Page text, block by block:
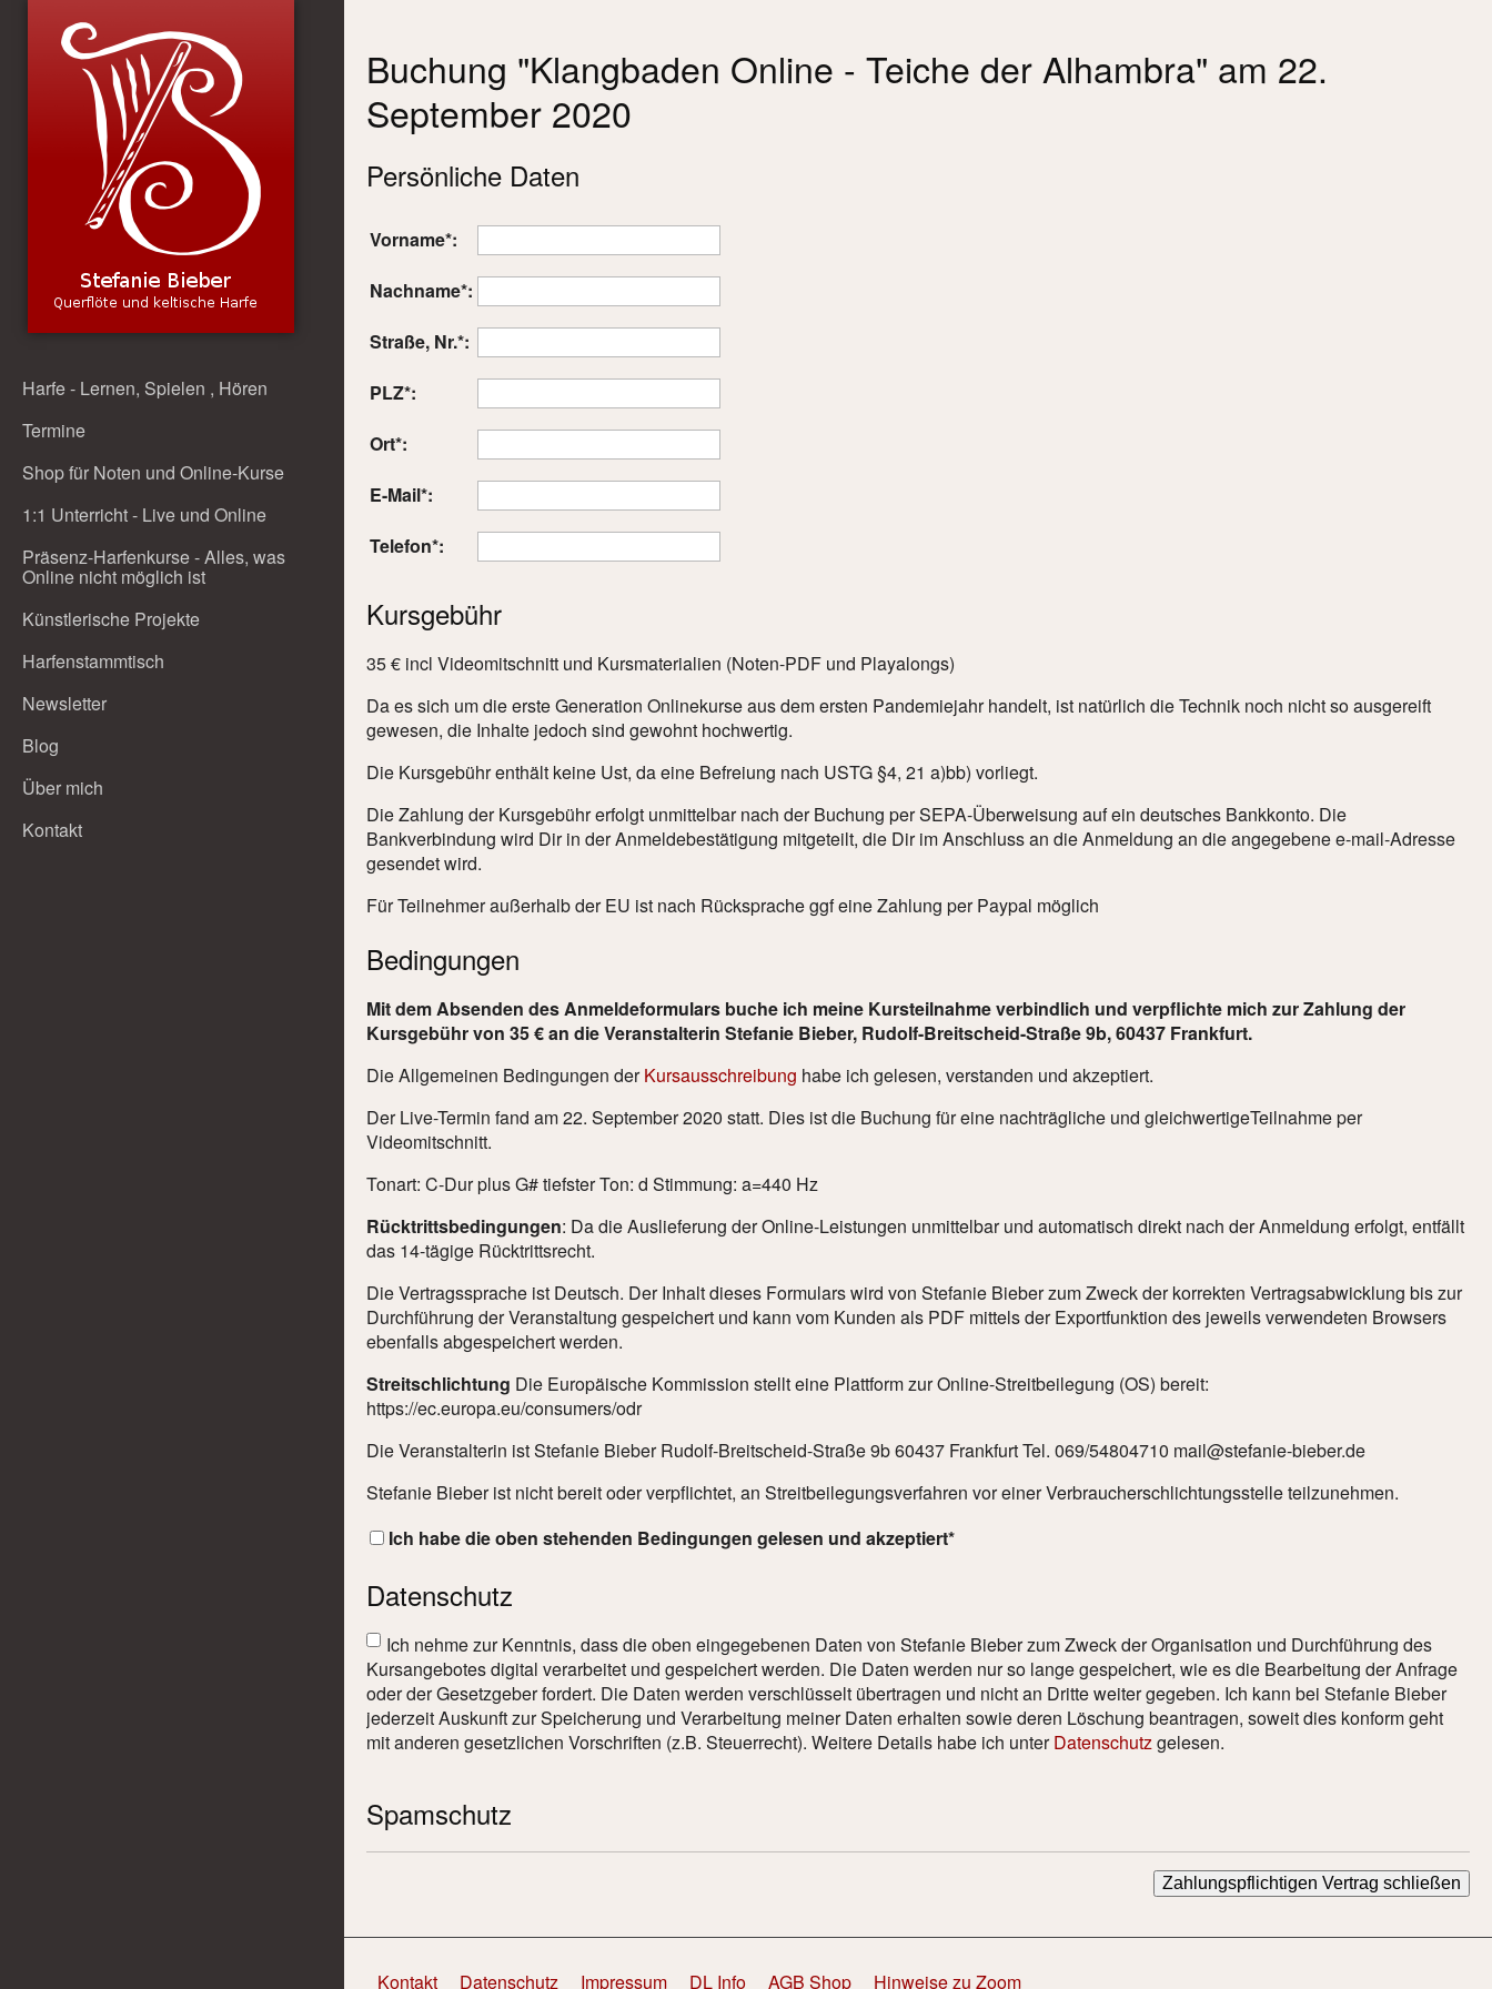
Harfe - Lernen, Spielen , Hören
Termine
Shop für Noten und Online-Kurse
1:1 Unterricht - Live und Online
Präsenz-Harfenkurse - Alles, was
Online nicht möglich ist
Künstlerische Projekte
Harfenstammtisch
Newsletter
Blog
Über mich
Kontakt
Buchung "Klangbaden Online - Teiche der Alhambra" am 22.
September 2020
Persönliche Daten
Vorname*:
Nachname*:
Straße, Nr.*:
PLZ*:
Ort*:
E-Mail*:
Telefon*:
Kursgebühr
35 € incl Videomitschnitt und Kursmaterialien (Noten-PDF und Playalongs)
Da es sich um die erste Generation Onlinekurse aus dem ersten Pandemiejahr handelt, ist natürlich die Technik noch nicht so ausgereift
gewesen, die Inhalte jedoch sind gewohnt hochwertig.
Die Kursgebühr enthält keine Ust, da eine Befreiung nach USTG §4, 21 a)bb) vorliegt.
Die Zahlung der Kursgebühr erfolgt unmittelbar nach der Buchung per SEPA-Überweisung auf ein deutsches Bankkonto. Die
Bankverbindung wird Dir in der Anmeldebestätigung mitgeteilt, die Dir im Anschluss an die Anmeldung an die angegebene e-mail-Adresse
gesendet wird.
Für Teilnehmer außerhalb der EU ist nach Rücksprache ggf eine Zahlung per Paypal möglich
Bedingungen
Mit dem Absenden des Anmeldeformulars buche ich meine Kursteilnahme verbindlich und verpflichte mich zur Zahlung der
Kursgebühr von 35 € an die Veranstalterin Stefanie Bieber, Rudolf-Breitscheid-Straße 9b, 60437 Frankfurt.
Die Allgemeinen Bedingungen derKursausschreibung habe ich gelesen, verstanden und akzeptiert.
Der Live-Termin fand am 22. September 2020 statt. Dies ist die Buchung für eine nachträgliche und gleichwertigeTeilnahme per
Videomitschnitt.
Tonart: C-Dur plus G# tiefster Ton: d Stimmung: a=440 Hz
Rücktrittsbedingungen: Da die Auslieferung der Online-Leistungen unmittelbar und automatisch direkt nach der Anmeldung erfolgt, entfällt
das 14-tägige Rücktrittsrecht.
Die Vertragssprache ist Deutsch. Der Inhalt dieses Formulars wird von Stefanie Bieber zum Zweck der korrekten Vertragsabwicklung bis zur
Durchführung der Veranstaltung gespeichert und kann vom Kunden als PDF mittels der Exportfunktion des jeweils verwendeten Browsers
ebenfalls abgespeichert werden.
Streitschlichtung Die Europäische Kommission stellt eine Plattform zur Online-Streitbeilegung (OS) bereit:
https://ec.europa.eu/consumers/odr
Die Veranstalterin ist Stefanie Bieber Rudolf-Breitscheid-Straße 9b 60437 Frankfurt Tel. 069/54804710 mail@stefanie-bieber.de
Stefanie Bieber ist nicht bereit oder verpflichtet, an Streitbeilegungsverfahren vor einer Verbraucherschlichtungsstelle teilzunehmen.
Ich habe die oben stehenden Bedingungen gelesen und akzeptiert*
Datenschutz
Ich nehme zur Kenntnis, dass die oben eingegebenen Daten von Stefanie Bieber zum Zweck der Organisation und Durchführung des
Kursangebotes digital verarbeitet und gespeichert werden. Die Daten werden nur so lange gespeichert, wie es die Bearbeitung der Anfrage
oder der Gesetzgeber fordert. Die Daten werden verschlüsselt übertragen und nicht an Dritte weiter gegeben. Ich kann bei Stefanie Bieber
jederzeit Auskunft zur Speicherung und Verarbeitung meiner Daten erhalten sowie deren Löschung beantragen, soweit dies konform geht
mit anderen gesetzlichen Vorschriften (z.B. Steuerrecht). Weitere Details habe ich unterDatenschutzgelesen.
Spamschutz
Kontakt Datenschutz Impressum DL Info AGB Shop Hinweise zu Zoom